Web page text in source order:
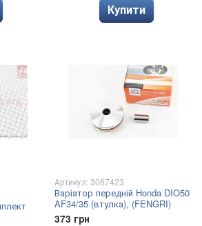
Купити
Артикул: 3067423
Варіатор передній Honda DIO50
AF34/35 (втулка), (FENGRI)
373 грн